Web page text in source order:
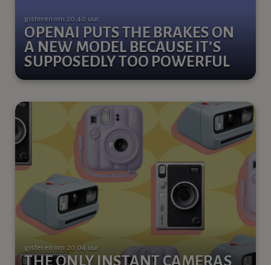
OPENAI PUTS THE BRAKES ON
A NEW MODEL BECAUSE IT’S
SUPPOSEDLY TOO POWERFUL
gisteren om 20:40 uur
THE ONLY INSTANT CAMERAS
gisteren om 20:04 uur